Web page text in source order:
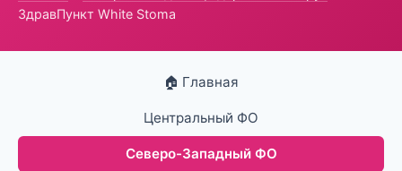
ЗдравПункт White Stoma
🏠 Главная
Центральный ФО
Северо-Западный ФО